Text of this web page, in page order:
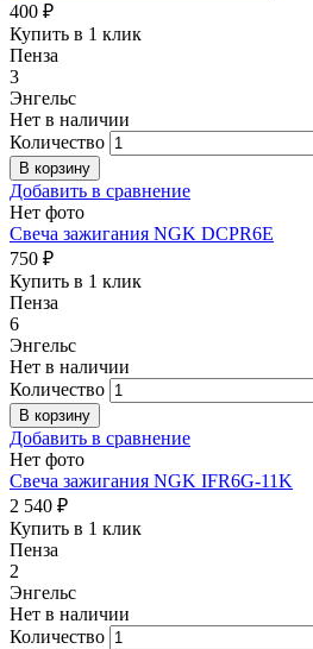
400 ₽
Купить в 1 клик
Пенза
3
Энгельс
Нет в наличии
Количество
Добавить в сравнение
Нет фото
Свеча зажигания NGK DCPR6E
750 ₽
Купить в 1 клик
Пенза
6
Энгельс
Нет в наличии
Количество
Добавить в сравнение
Нет фото
Свеча зажигания NGK IFR6G-11K
2 540 ₽
Купить в 1 клик
Пенза
2
Энгельс
Нет в наличии
Количество